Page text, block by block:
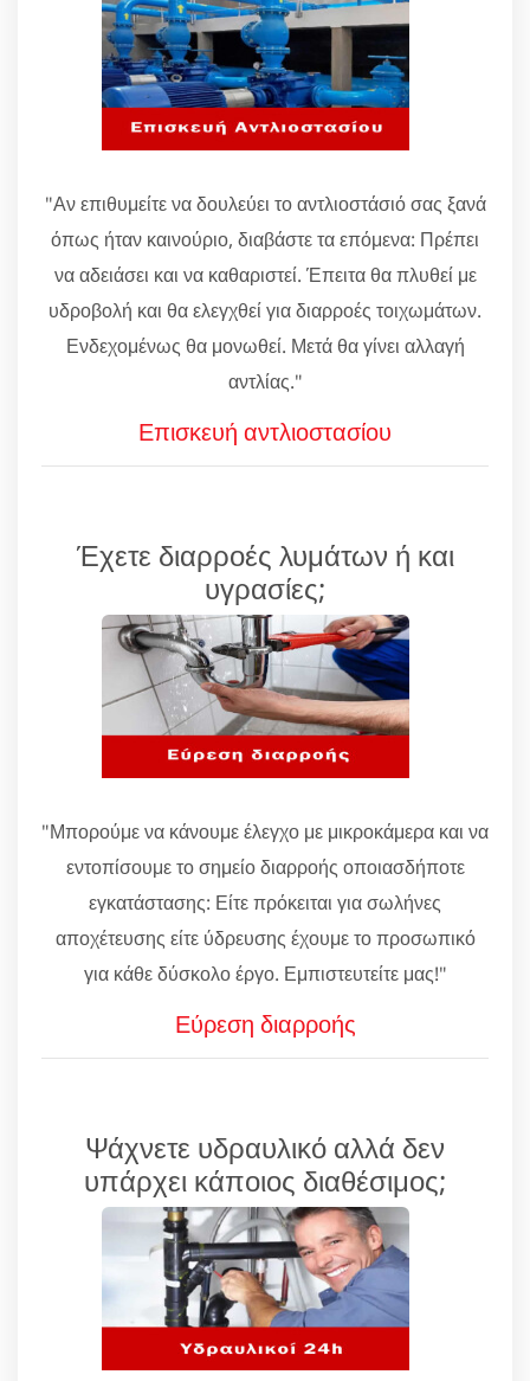
"Αν επιθυμείτε να δουλεύει το αντλιοστάσιό σας ξανά
όπως ήταν καινούριο, διαβάστε τα επόμενα: Πρέπει
να αδειάσει και να καθαριστεί. Έπειτα θα πλυθεί με
υδροβολή και θα ελεγχθεί για διαρροές τοιχωμάτων.
Ενδεχομένως θα μονωθεί. Μετά θα γίνει αλλαγή
αντλίας."
Επισκευή αντλιοστασίου
Έχετε διαρροές λυμάτων ή και
υγρασίες;
"Μπορούμε να κάνουμε έλεγχο με μικροκάμερα και να
εντοπίσουμε το σημείο διαρροής οποιασδήποτε
εγκατάστασης: Είτε πρόκειται για σωλήνες
αποχέτευσης είτε ύδρευσης έχουμε το προσωπικό
για κάθε δύσκολο έργο. Εμπιστευτείτε μας!"
Εύρεση διαρροής
Ψάχνετε υδραυλικό αλλά δεν
υπάρχει κάποιος διαθέσιμος;